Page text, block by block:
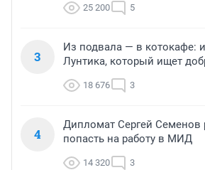
25 200 5
3
Из подвала — в котокафе:
Лунтика, который ищет
18 676 3
4
Дипломат Сергей Семенов
попасть на работу в МИД
14 320 3